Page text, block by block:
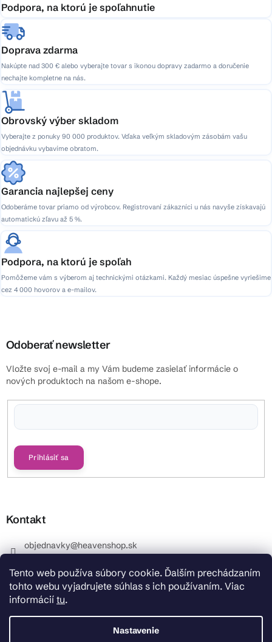
Tento web používa súbory cookie. Ďalším prechádzaním
tohto webu vyjadrujete súhlas s ich používaním. Viac
informácií tu.
Nastavenie
Podpora, na ktorú je spoľahnutie
Doprava zdarma
Nakúpte nad 300 € alebo vyberajte tovar s ikonou dopravy zadarmo a doručenie
nechajte kompletne na nás.
Obrovský výber skladom
Vyberajte z ponuky 90 000 produktov. Vďaka veľkým skladovým zásobám vašu
objednávku vybavíme obratom.
Garancia najlepšej ceny
Odoberáme tovar priamo od výrobcov. Registrovaní zákazníci u nás navyše získavajú
automatickú zľavu až 5 %.
Podpora, na ktorú je spoľah
Pomôžeme vám s výberom aj technickými otázkami. Každý mesiac úspešne vyriešime
cez 4 000 hovorov a e-mailov.
Odoberať newsletter
Vložte svoj e-mail a my Vám budeme zasielať informácie o
nových produktoch na našom e-shope.
Prihlásiť sa
Kontakt
objednavky@heavenshop.sk
_Info objednávky : +421 914 399 399 Pracovné dni od
8.00 hod. do 12.00 . REKLAMÁCIE : +421 914 399 399
HeavenShop.sk
HeavenShop.sk